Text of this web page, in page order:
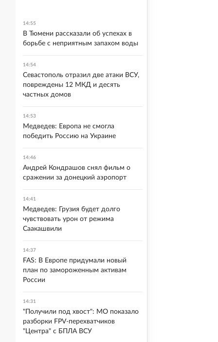
14:55
В Тюмени рассказали об успехах в
борьбе с неприятным запахом воды
14:54
Севастополь отразил две атаки ВСУ,
повреждены 12 МКД и десять
частных домов
14:53
Медведев: Европа не смогла
победить Россию на Украине
14:46
Андрей Кондрашов снял фильм о
сражении за донецкий аэропорт
14:41
Медведев: Грузия будет долго
чувствовать урон от режима
Саакашвили
14:37
FAS: В Европе придумали новый
план по замороженным активам
России
14:31
"Получили под хвост": МО показало
разборки FPV-перехватчиков
"Центра" с БПЛА ВСУ